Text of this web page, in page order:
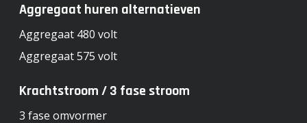
Aggregaat huren alternatieven
Aggregaat 480 volt
Aggregaat 575 volt
Krachtstroom / 3 fase stroom
3 fase omvormer